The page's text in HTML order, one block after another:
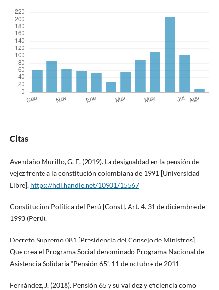
Citas
Avendaño Murillo, G. E. (2019). La desigualdad en la pensión de
vejez frente a la constitución colombiana de 1991 [Universidad
Libre]. https://hdl.handle.net/10901/15567
Constitución Política del Perú [Const]. Art. 4. 31 de diciembre de
1993 (Perú).
Decreto Supremo 081 [Presidencia del Consejo de Ministros].
Que crea el Programa Social denominado Programa Nacional de
Asistencia Solidaria “Pensión 65”. 11 de octubre de 2011
Fernández, J. (2018). Pensión 65 y su validez y eficiencia como